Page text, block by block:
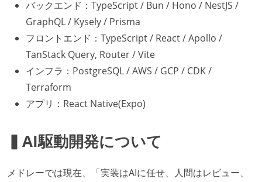
バックエンド：TypeScript / Bun / Hono / NestJS /
GraphQL / Kysely / Prisma
フロントエンド：TypeScript / React / Apollo /
TanStack Query, Router / Vite
インフラ：PostgreSQL / AWS / GCP / CDK /
Terraform
アプリ：React Native(Expo)
▍AI駆動開発について
メドレーでは現在、「実装はAIに任せ、人間はレビュー、